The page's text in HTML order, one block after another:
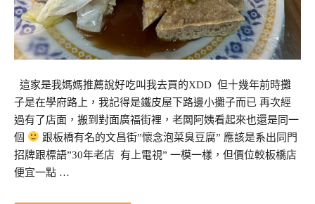
這家是我媽媽推薦說好吃叫我去買的XDD 但十幾年前時攤
子是在學府路上，我記得是鐵皮屋下路邊小攤子而已 再次經
過有了店面，搬到對面廣福街裡，老闆阿姨看起來也還是同一
個
跟板橋有名的文昌街”懷念泡菜臭豆腐” 應該是系出同門
招牌跟標語”30年老店 有上電視” 一模一樣，但價位較板橋店
便宜一點 …